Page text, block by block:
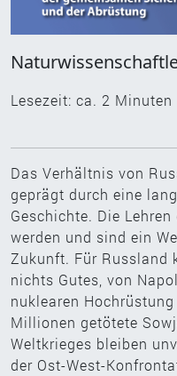
Lesezeit: ca. 2 Minuten
Das Verhältnis von
geprägt durch eine
Geschichte. Die
werden und sind ein
Zukunft. Für Russland
nichts Gutes, von
nuklearen
Millionen getötete
Weltkrieges bleiben
der Ost-West-